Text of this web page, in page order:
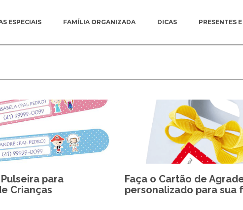
ESPECIAIS FAMÍLIA ORGANIZADA DICAS PRESENTES
para
Crianças
Faça o Cartão de
personalizado para sua